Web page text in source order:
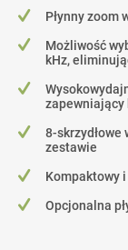
Płynny zoom
Możliwość
kHz,
zapewniający
8-
zestawie
Kompaktowy
Opcjonalna